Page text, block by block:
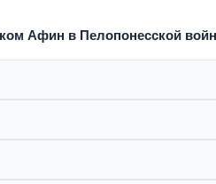
Афин в Пелопонесской